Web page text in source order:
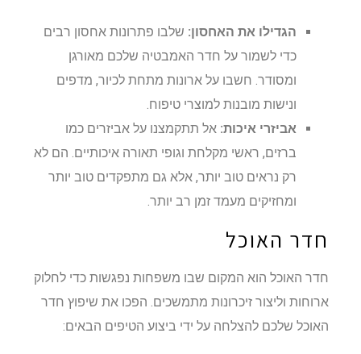
הגדילו את האחסון:שלבו פתרונות אחסון רבים
כדי לשמור על חדר האמבטיה שלכם מאורגן
ומסודר. חשבו על ארונות מתחת לכיור, מדפים
ונישות מובנות למוצרי טיפוח.
אביזרי איכות:אל תתקמצנו על אביזרים כמו
ברזים, ראשי מקלחת וגופי תאורה איכותיים. הם לא
רק נראים טוב יותר, אלא גם מתפקדים טוב יותר
ומחזיקים מעמד זמן רב יותר.
חדר האוכל
חדר האוכל הוא המקום שבו משפחות נפגשות כדי לחלוק
ארוחות וליצור זיכרונות מתמשכים. הפכו את שיפוץ חדר
האוכל שלכם להצלחה על ידי ביצוע הטיפים הבאים: